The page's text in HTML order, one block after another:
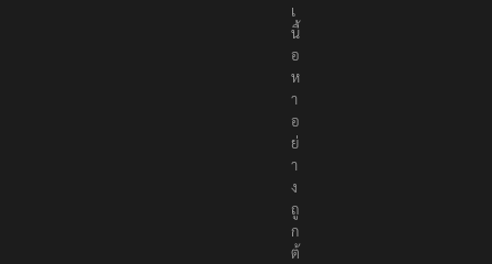
เ
นื้
อ
ห
า
อ
ย่
า
ง
ถู
ก
ต้